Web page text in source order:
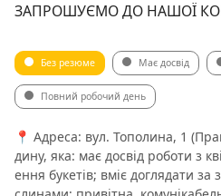
ЗАПРОШУЄМО ДО НАШОЇ
Без резюме Має досвід
Повний робочий день
📍 Адреса: вул. Тополина, 1
дину, яка: має досвід роботи з
ення букетів; вміє доглядати